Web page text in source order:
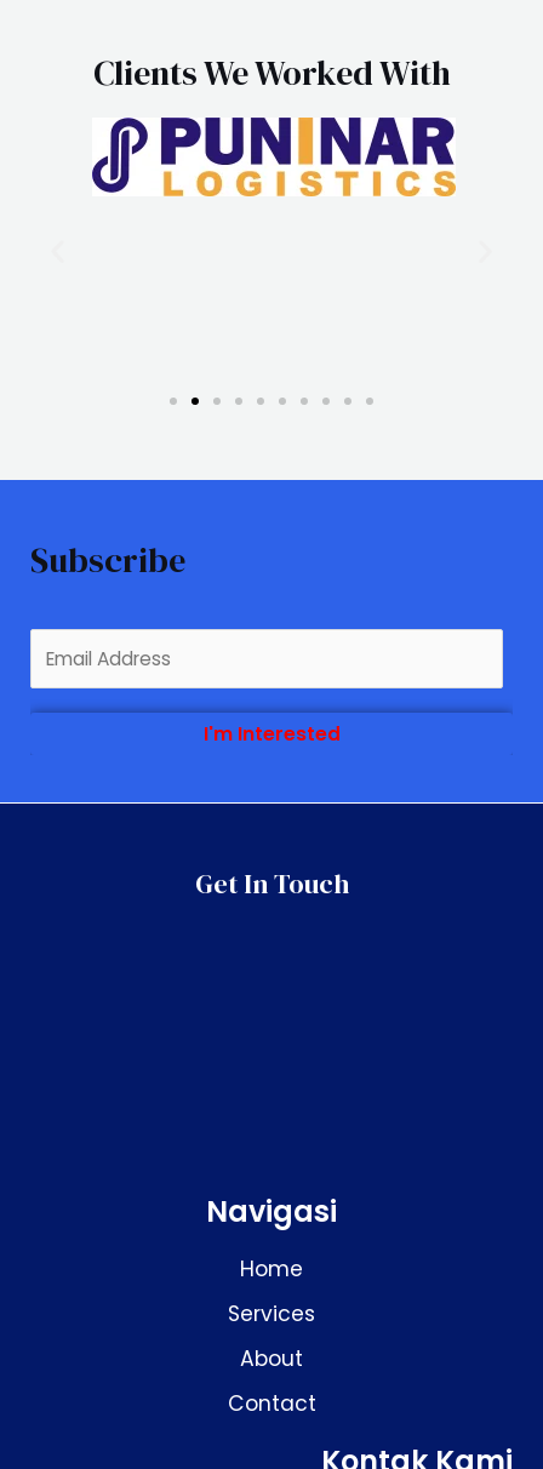
Clients We Worked With
Subscribe
I'm Interested
Get In Touch
Navigasi
Home
Services
About
Contact